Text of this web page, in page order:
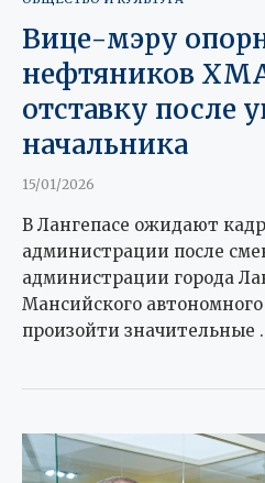
Вице-мэру
нефтяников
отставку после
начальника
15/01/2026
В Лангепасе ожидают
администрации после
администрации города
Мансийского
произойти значительные